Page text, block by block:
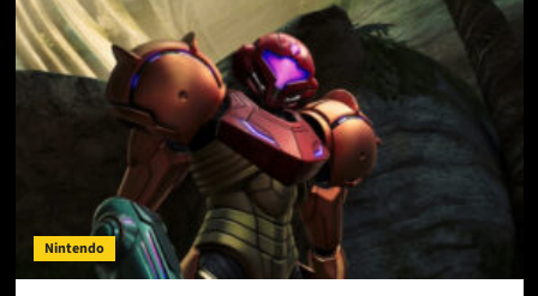
Nintendo